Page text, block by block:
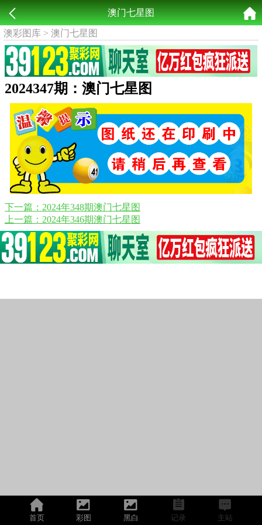
首页 彩图 黑白 记录 主站
澳门七星图
澳彩图库 >澳门七星图
2024347期：澳门七星图
下一篇：2024年348期澳门七星图
上一篇：2024年346期澳门七星图